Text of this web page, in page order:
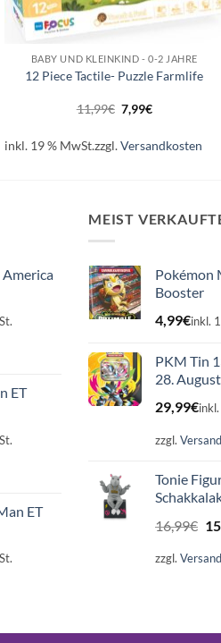
BABY UND KLEINKIND - 0-2 JAHRE
12 Piece Tactile- Puzzle Farmlife
11,99€ Ursprünglicher
Preis
11,99€
7,99€Aktueller
7,99€.
inkl. 19 % MwSt.zzgl.Versandkosten
ET
ET
MEIST
Pokémon
Booster
4,99€inkl.
PKM Tin
28.
29,99€
zzgl.
Tonie
16,99€
zzgl.